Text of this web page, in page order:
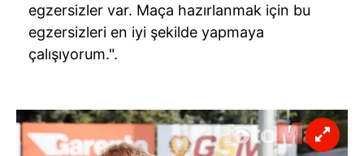
egzersizler var. Maça hazırlanmak için bu
egzersizleri en iyi şekilde yapmaya
çalışıyorum.".